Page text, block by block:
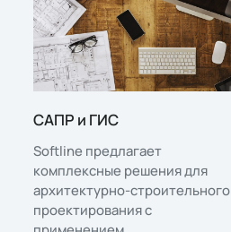
САПР и ГИС
Softline предлагает
комплексные решения для
архитектурно-строительного
проектирования с